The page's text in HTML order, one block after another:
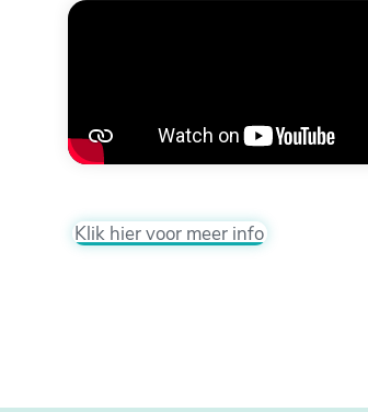
Klik hier voor meer info